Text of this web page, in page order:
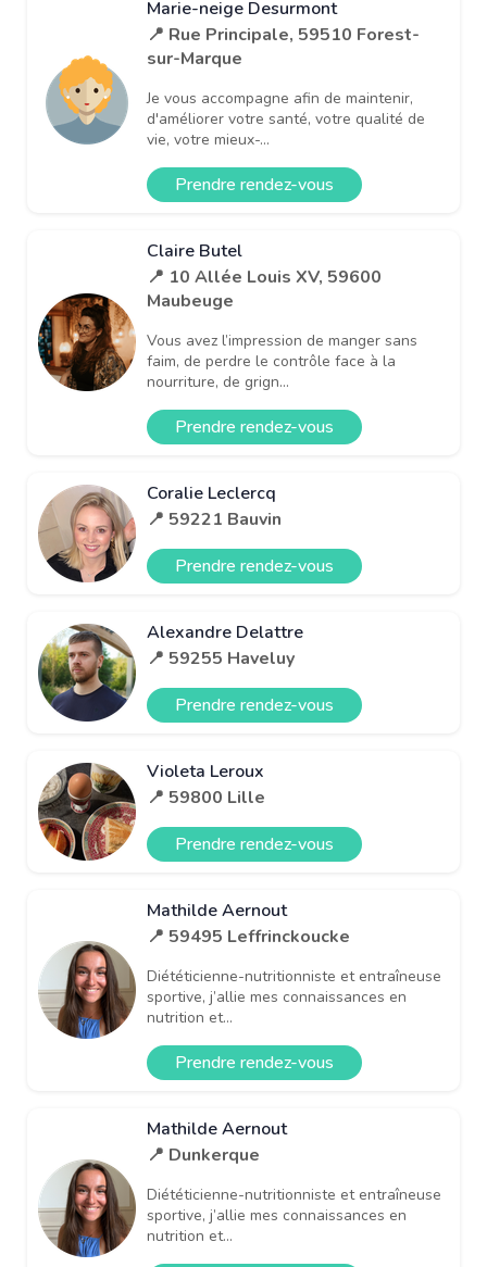
Marie-neige Desurmont
📍 Rue Principale, 59510 Forest-
sur-Marque
Je vous accompagne afin de maintenir,
d'améliorer votre santé, votre qualité de
vie, votre mieux-...
Prendre rendez-vous
Claire Butel
📍 10 Allée Louis XV, 59600
Maubeuge
Vous avez l’impression de manger sans
faim, de perdre le contrôle face à la
nourriture, de grign...
Prendre rendez-vous
Coralie Leclercq
📍 59221 Bauvin
Prendre rendez-vous
Alexandre Delattre
📍 59255 Haveluy
Prendre rendez-vous
Violeta Leroux
📍 59800 Lille
Prendre rendez-vous
Mathilde Aernout
📍 59495 Leffrinckoucke
Diététicienne-nutritionniste et entraîneuse
sportive, j’allie mes connaissances en
nutrition et...
Prendre rendez-vous
Mathilde Aernout
📍 Dunkerque
Diététicienne-nutritionniste et entraîneuse
sportive, j’allie mes connaissances en
nutrition et...